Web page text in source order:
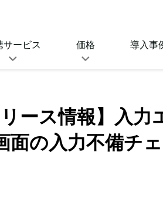
サービス
サービス
ビジョニングなど
連携サービ
価格
(IDaaS)
ゼロトラスト強化ライセ
導入事
リース情報】入
面の入力不備チ